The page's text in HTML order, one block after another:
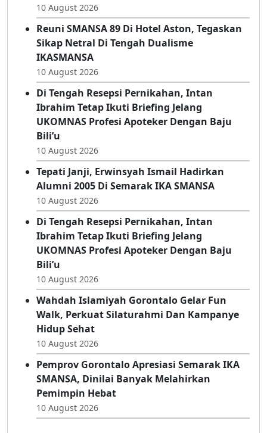
10 August 2026
Reuni SMANSA 89 Di Hotel Aston, Tegaskan
Sikap Netral Di Tengah Dualisme
IKASMANSA
10 August 2026
Di Tengah Resepsi Pernikahan, Intan
Ibrahim Tetap Ikuti Briefing Jelang
UKOMNAS Profesi Apoteker Dengan Baju
Bili’u
10 August 2026
Tepati Janji, Erwinsyah Ismail Hadirkan
Alumni 2005 Di Semarak IKA SMANSA
10 August 2026
Di Tengah Resepsi Pernikahan, Intan
Ibrahim Tetap Ikuti Briefing Jelang
UKOMNAS Profesi Apoteker Dengan Baju
Bili’u
10 August 2026
Wahdah Islamiyah Gorontalo Gelar Fun
Walk, Perkuat Silaturahmi Dan Kampanye
Hidup Sehat
10 August 2026
Pemprov Gorontalo Apresiasi Semarak IKA
SMANSA, Dinilai Banyak Melahirkan
Pemimpin Hebat
10 August 2026